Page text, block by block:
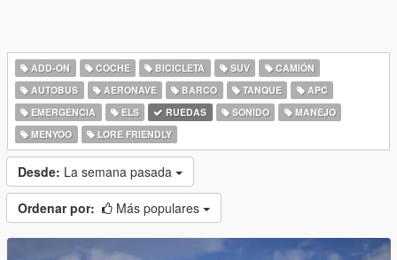
ADD-ON COCHE BICICLETA SUV
CAMIÓN
AUTOBUS
AERONAVE BARCO TANQUE
APC
EMERGENCIA
ELS RUEDAS SONIDO
MANEJO
MENYOO
LORE FRIENDLY
Desde: La semana pasada
Ordenar por: Más populares